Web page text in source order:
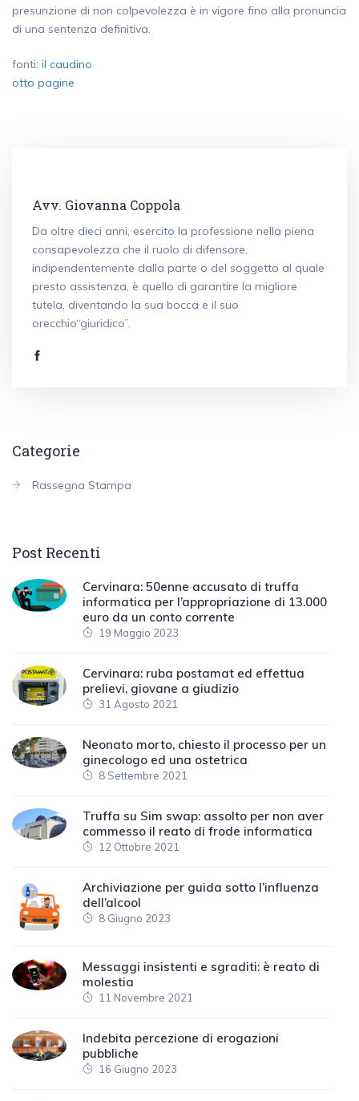
presunzione di non colpevolezza è in vigore fino alla pronuncia
di una sentenza definitiva.
fonti: il caudino
otto pagine
Avv. Giovanna Coppola
Da oltre dieci anni, esercito la professione nella piena
consapevolezza che il ruolo di difensore,
indipendentemente dalla parte o del soggetto al quale
presto assistenza, è quello di garantire la migliore
tutela, diventando la sua bocca e il suo
orecchio“giuridico”.
Categorie
Rassegna Stampa
Post Recenti
Cervinara: 50enne accusato di truffa
informatica per l’appropriazione di 13.000
euro da un conto corrente
19 Maggio 2023
Cervinara: ruba postamat ed effettua
prelievi, giovane a giudizio
31 Agosto 2021
Neonato morto, chiesto il processo per un
ginecologo ed una ostetrica
8 Settembre 2021
Truffa su Sim swap: assolto per non aver
commesso il reato di frode informatica
12 Ottobre 2021
Archiviazione per guida sotto l’influenza
dell’alcool
8 Giugno 2023
Messaggi insistenti e sgraditi: è reato di
molestia
11 Novembre 2021
Indebita percezione di erogazioni
pubbliche
16 Giugno 2023